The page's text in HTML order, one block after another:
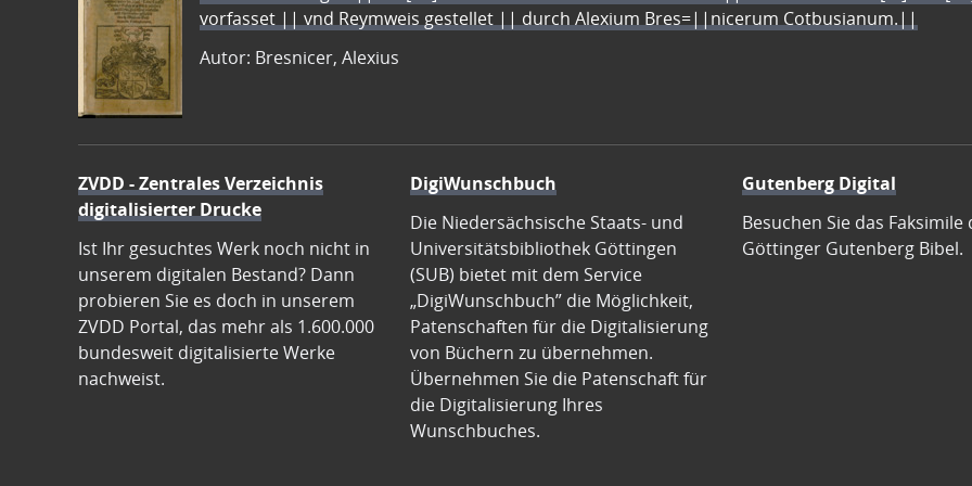
vorfasset || vnd Reymweis gestellet || durch Alexium Bres=||nicerum Cotbusianum.||
Autor: Bresnicer, Alexius
ZVDD - Zentrales Verzeichnis
digitalisierter Drucke
Ist Ihr gesuchtes Werk noch nicht in
unserem digitalen Bestand? Dann
probieren Sie es doch in unserem
ZVDD Portal, das mehr als 1.600.000
bundesweit digitalisierte Werke
nachweist.
DigiWunschbuch
Die Niedersächsische Staats- und
Universitätsbibliothek Göttingen
(SUB) bietet mit dem Service
„DigiWunschbuch” die Möglichkeit,
Patenschaften für die Digitalisierung
von Büchern zu übernehmen.
Übernehmen Sie die Patenschaft für
die Digitalisierung Ihres
Wunschbuches.
Gutenberg Digital
Besuchen Sie das Faksimile
Göttinger Gutenberg Bibel.